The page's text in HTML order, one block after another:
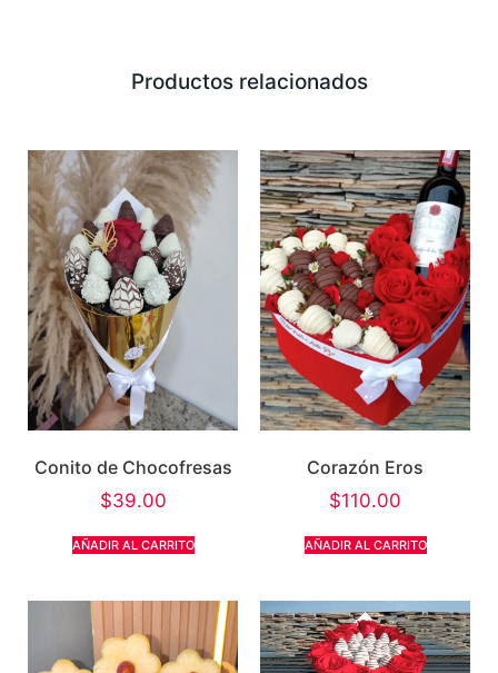
Productos relacionados
Conito de Chocofresas
$39.00
AÑADIR AL CARRITO
Corazón Eros
$110.00
AÑADIR AL CARRITO